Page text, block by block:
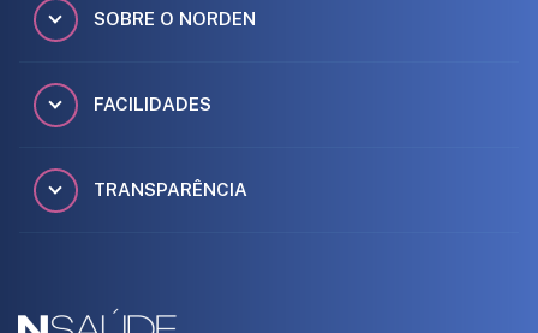
SOBRE O NORDEN
FACILIDADES
TRANSPARÊNCIA